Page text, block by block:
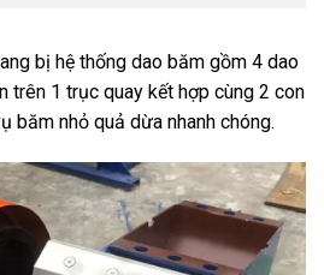
bị hệ thống dao băm gồm 4 dao
1 trục quay kết hợp cùng 2 con
băm nhỏ quả dừa nhanh chóng.